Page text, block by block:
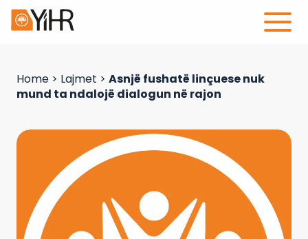
Home > Lajmet > Asnjë fushatë linçuese nuk
mund ta ndalojë dialogun në rajon